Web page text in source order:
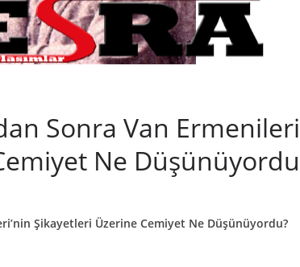
Sonra Van
Ne
Şikayetleri Üzerine Cemiyet Ne Düşünüyordu?